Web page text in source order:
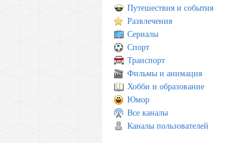
Путешествия и события
Развлечения
Сериалы
Спорт
Транспорт
Фильмы и анимация
Хобби и образование
Юмор
Все каналы
Каналы пользователей